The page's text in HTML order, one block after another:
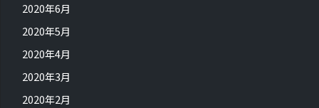
2020年6月
2020年5月
2020年4月
2020年3月
2020年2月